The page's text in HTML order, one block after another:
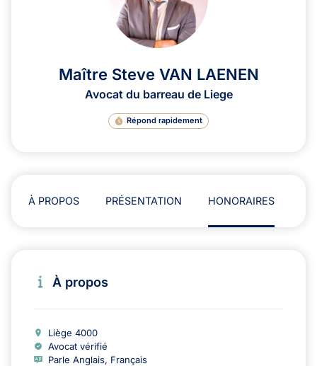
Maître Steve VAN LAENEN
Avocat du barreau de Liege
Répond rapidement
À PROPOS PRÉSENTATION HONORAIRES
À propos
Liège 4000
Avocat vérifié
Parle Anglais, Français